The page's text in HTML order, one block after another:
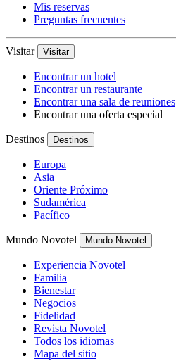
Mis reservas
Preguntas frecuentes
Visitar Visitar
Encontrar un hotel
Encontrar un restaurante
Encontrar una sala de reuniones
Encontrar una oferta especial
Destinos Destinos
Europa
Asia
Oriente Próximo
Sudamérica
Pacífico
Mundo Novotel Mundo Novotel
Experiencia Novotel
Familia
Bienestar
Negocios
Fidelidad
Revista Novotel
Todos los idiomas
Mapa del sitio